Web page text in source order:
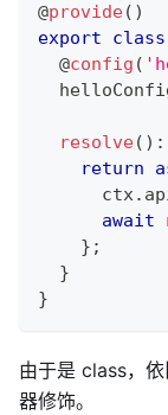
@provide( )
export
class
@config (
resolve( ) :
return
      ctx
.
await
} ;
}
}
由于是 class，
器修饰。